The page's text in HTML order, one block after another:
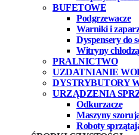
BUFETOWE
Podgrzewacze
Warniki i
Dyspensery do
Witryny
PRALNICTWO
UZDATNIANIE
DYSTRYBUTORY
URZĄDZENIA
Odkurzacze
Maszyny
Roboty